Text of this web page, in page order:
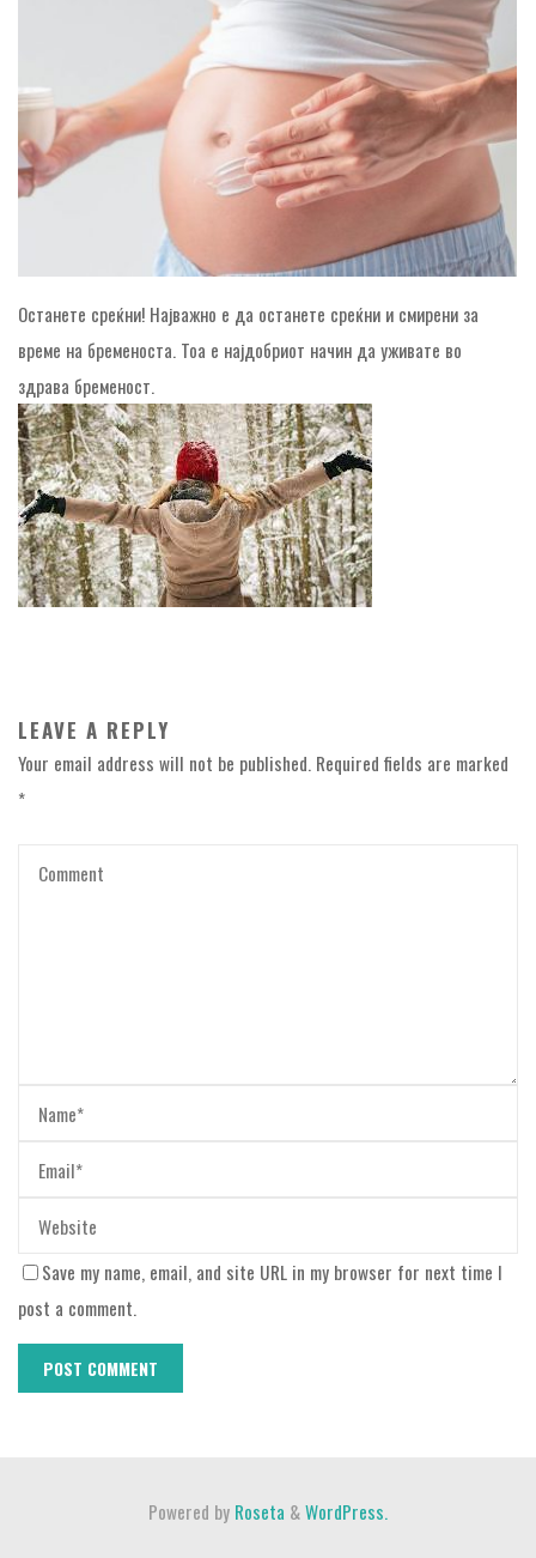
Останете среќни! Најважно е да останете среќни и смирени за
време на бременоста. Тоа е најдобриот начин да уживате во
здрава бременост.
LEAVE A REPLY
Your email address will not be published. Required fields are marked
*
Save my name, email, and site URL in my browser for next time I
post a comment.
Powered by Roseta &WordPress.